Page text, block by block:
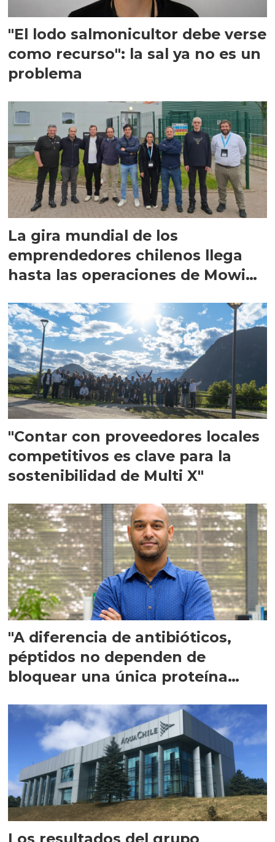
"El lodo salmonicultor debe verse
como recurso": la sal ya no es un
problema
La gira mundial de los
emprendedores chilenos llega
hasta las operaciones de Mowi
"Contar con proveedores locales
competitivos es clave para la
sostenibilidad de Multi X"
"A diferencia de antibióticos,
péptidos no dependen de
bloquear una única proteína
Los resultados del grupo